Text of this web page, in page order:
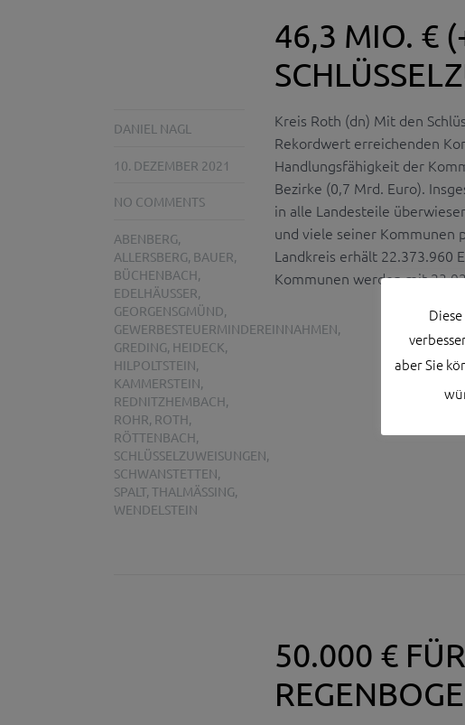
46,3 MIO. €
DANIEL NAGL
10. DEZEMBER 2021
NO COMMENTS
ABENBERG,
ALLERSBERG, BAUER,
BÜCHENBACH,
EDELHÄUSSER,
GEORGENSGMÜND,
GEWERBESTEUERMINDEREINNAHMEN,
GREDING, HEIDECK,
HILPOLTSTEIN,
KAMMERSTEIN,
REDNITZHEMBACH,
ROHR, ROTH,
RÖTTENBACH,
SCHLÜSSELZUWEISUNGEN,
SCHWANSTETTEN,
SPALT, THALMÄSSING,
WENDELSTEIN
Kreis Roth (dn) Mit den
Rekordwert erreichenden
Handlungsfähigkeit der
Bezirke (0,7 Mrd. Euro).
in alle Landesteile
und viele seiner
Landkreis erhält 22.373.960
Kommunen werden mit
50.000 €
aber Sie